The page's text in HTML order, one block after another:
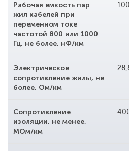
Рабочая емкость пар
жил кабелей при
переменном токе
частотой 800 или 1000
Гц, не более, нФ/км
100
Электрическое
сопротивление жилы, не
более, Ом/км
Сопротивление
изоляции, не менее,
МОм/км